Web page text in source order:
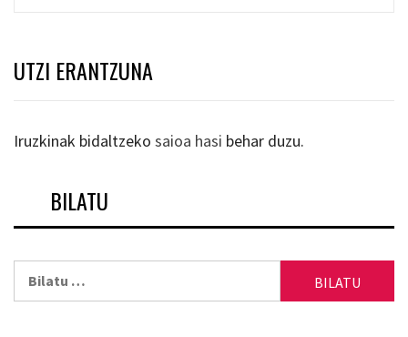
UTZI ERANTZUNA
Iruzkinak bidaltzeko saioa hasi behar duzu.
BILATU